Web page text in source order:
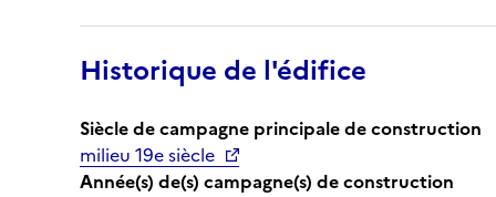
Historique de l'édifice
Siècle de campagne principale de construction
milieu 19e siècle
Année(s) de(s) campagne(s) de construction